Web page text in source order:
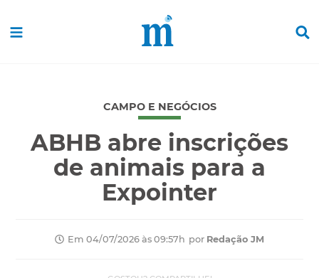
CAMPO E NEGÓCIOS
ABHB abre inscrições
de animais para a
Expointer
Em 04/07/2026 às 09:57h por Redação JM